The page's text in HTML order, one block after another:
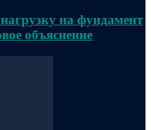
на фундамент
объяснение